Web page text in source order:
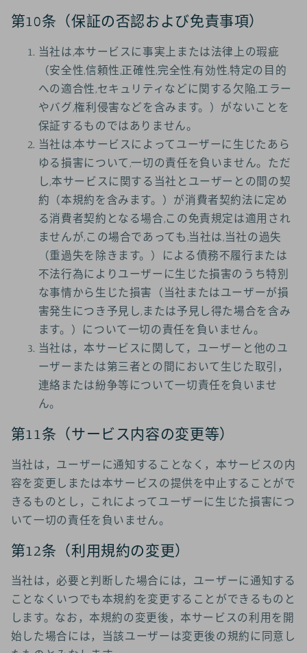
第10条（保証の否認および免責事項）
当社は,本サービスに事実上または法律上の瑕疵
（安全性,信頼性,正確性,完全性,有効性,特定の目的
への適合性,セキュリティなどに関する欠陥,エラー
やバグ,権利侵害などを含みます。）がないことを
保証するものではありません。
当社は,本サービスによってユーザーに生じたあら
ゆる損害について,一切の責任を負いません。ただ
し,本サービスに関する当社とユーザーとの間の契
約（本規約を含みます。）が消費者契約法に定め
る消費者契約となる場合,この免責規定は適用され
ませんが,この場合であっても,当社は,当社の過失
（重過失を除きます。）による債務不履行または
不法行為によりユーザーに生じた損害のうち特別
な事情から生じた損害（当社またはユーザーが損
害発生につき予見し,または予見し得た場合を含み
ます。）について一切の責任を負いません。
当社は，本サービスに関して，ユーザーと他のユ
ーザーまたは第三者との間において生じた取引，
連絡または紛争等について一切責任を負いませ
ん。
第11条（サービス内容の変更等）
当社は，ユーザーに通知することなく，本サービスの内
容を変更しまたは本サービスの提供を中止することがで
きるものとし，これによってユーザーに生じた損害につ
いて一切の責任を負いません。
第12条（利用規約の変更）
当社は，必要と判断した場合には，ユーザーに通知する
ことなくいつでも本規約を変更することができるものと
します。なお，本規約の変更後，本サービスの利用を開
始した場合には，当該ユーザーは変更後の規約に同意し